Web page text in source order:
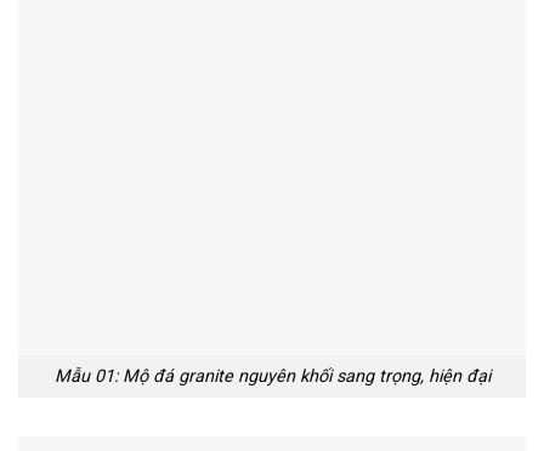
Mẫu 01: Mộ đá granite nguyên khối sang trọng, hiện đại